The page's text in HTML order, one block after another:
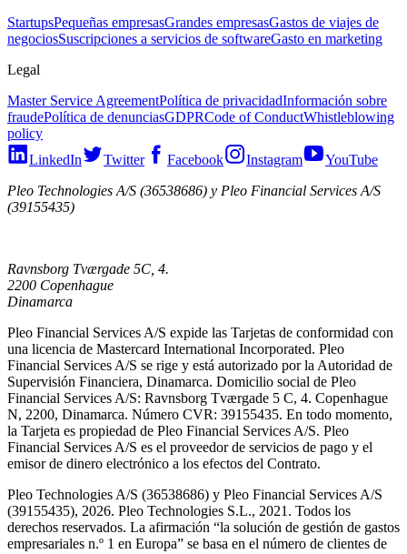
StartupsPequeñas empresasGrandes empresasGastos de viajes de
negociosSuscripciones a servicios de softwareGasto en marketing
Legal
Master Service AgreementPolítica de privacidadInformación sobre
fraudePolítica de denunciasGDPRCode of ConductWhistleblowing
policy
LinkedIn
Twitter Facebook Instagram
YouTube
Pleo Technologies A/S (36538686) y Pleo Financial Services A/S
(39155435)
Ravnsborg Tværgade 5C, 4.
2200 Copenhague
Dinamarca
Pleo Financial Services A/S expide las Tarjetas de conformidad con
una licencia de Mastercard International Incorporated. Pleo
Financial Services A/S se rige y está autorizado por la Autoridad de
Supervisión Financiera, Dinamarca. Domicilio social de Pleo
Financial Services A/S: Ravnsborg Tværgade 5 C, 4. Copenhague
N, 2200, Dinamarca. Número CVR: 39155435. En todo momento,
la Tarjeta es propiedad de Pleo Financial Services A/S. Pleo
Financial Services A/S es el proveedor de servicios de pago y el
emisor de dinero electrónico a los efectos del Contrato.
Pleo Technologies A/S (36538686) y Pleo Financial Services A/S
(39155435), 2026. Pleo Technologies S.L., 2021. Todos los
derechos reservados. La afirmación “la solución de gestión de gastos
empresariales n.º 1 en Europa” se basa en el número de clientes de